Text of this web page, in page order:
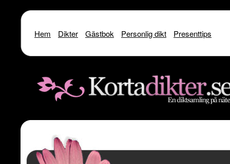
Warning: include() [function.include]: SSL operation failed with code 1. OpenSSL
Warning
Warning
: include(http://www.kortadikter.se/sms/inc.Shoutout.php) [
Hem Dikter Gästbok Personlig dikt Presenttips